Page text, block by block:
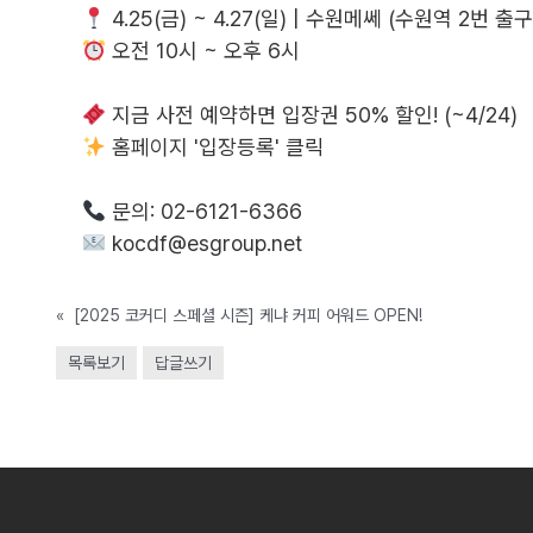
4.25(금) ~ 4.27(일) | 수원메쎄 (수원역 2번 출
오전 10시 ~ 오후 6시
지금 사전 예약하면 입장권 50% 할인! (~4/24)
홈페이지 '입장등록' 클릭
문의: 02-6121-6366
kocdf@esgroup.net
« [2025 코커디 스페셜 시즌] 케냐 커피 어워드 OPEN!
목록보기 답글쓰기